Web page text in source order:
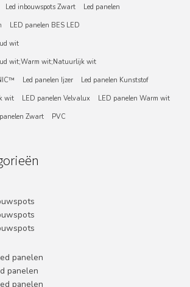
Led inbouwspots Zwart
Led panelen
LED panelen BES LED
wit
wit;Warm wit;Natuurlijk wit
Led panelen Ijzer
Led panelen Kunststof
wit
LED panelen Velvalux
LED panelen Warm wit
Zwart PVC
panelen
panelen
panelen